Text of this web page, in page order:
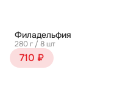
Филадельфия
280 г / 8 шт
710 ₽